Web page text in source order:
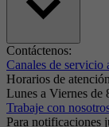
Contáctenos:
Canales de servicio
Horarios de atención
Lunes a Viernes de
Trabaje con
Para notificaciones